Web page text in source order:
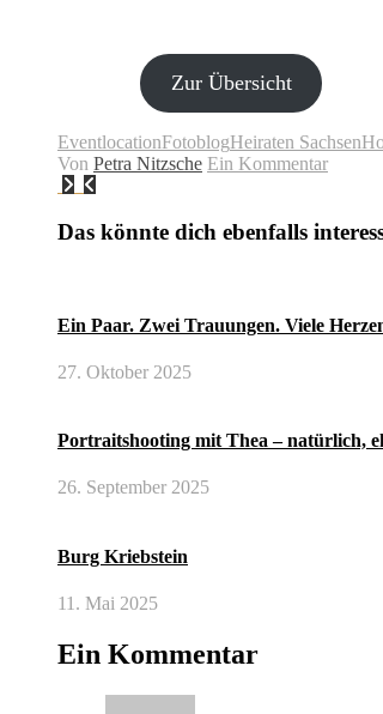
Zur Übersicht
EventlocationFotoblogHeiraten Sachsen
Von Petra Nitzsche Ein Kommentar
Das könnte dich ebenfalls
Ein Paar. Zwei Trauungen. Viele
27. Oktober 2025
Portraitshooting mit Thea – natürlich,
26. September 2025
Burg Kriebstein
11. Mai 2025
Ein Kommentar